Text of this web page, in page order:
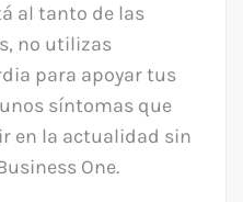
al tanto de las
no utilizas
para apoyar tus
síntomas que
en la actualidad sin
One.